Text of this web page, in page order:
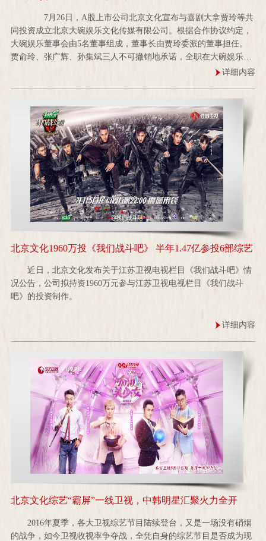
7月26日，A股上市公司北京文化宣布与喜剧大拿贾玲等共
同投资成立北京大碗娱乐文化传媒有限公司。根据合作协议约定，
大碗娱乐董事会由5名董事组成，董事长由贾玲委派的董事担任。
贾俞玲、张广辉、孙集斌三人不可撤销地承诺，全职在大碗娱乐工
详细内容
北京文化1960万投《我们战斗吧》 半年1.47亿参投6部综艺
近日，北京文化发布关于江苏卫视电视栏目《我们战斗吧》情
况公告，公司拟持资1960万元参与江苏卫视电视栏目《我们战斗
吧》的投资制作。
详细内容
北京文化综艺“霸屏”一线卫视，中韩明星汇聚火力全开
2016年夏季，各大卫视综艺节目陆续登台，又是一场没有硝烟
的战争，如今卫视收视率争夺战，全凭自身的综艺节目是否成为现